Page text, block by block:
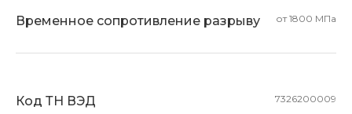
Временное сопротивление разрыву от 1800 МПа
Код ТН ВЭД 7326200009